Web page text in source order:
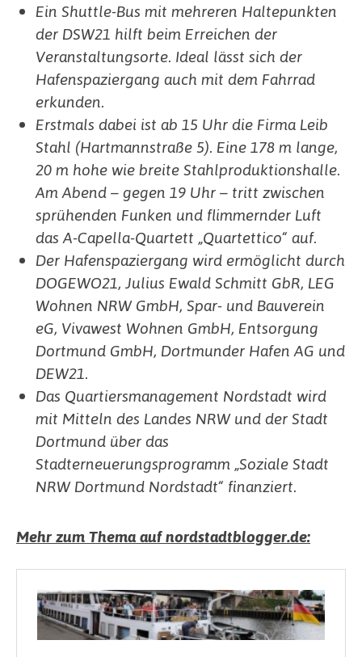
Ein Shuttle-Bus mit mehreren Haltepunkten
der DSW21 hilft beim Erreichen der
Veranstaltungsorte. Ideal lässt sich der
Hafenspaziergang auch mit dem Fahrrad
erkunden.
Erstmals dabei ist ab 15 Uhr die Firma Leib
Stahl (Hartmannstraße 5). Eine 178 m lange,
20 m hohe wie breite Stahlproduktionshalle.
Am Abend – gegen 19 Uhr – tritt zwischen
sprühenden Funken und flimmernder Luft
das A-Capella-Quartett „Quartettico“ auf.
Der Hafenspaziergang wird ermöglicht durch
DOGEWO21, Julius Ewald Schmitt GbR, LEG
Wohnen NRW GmbH, Spar- und Bauverein
eG, Vivawest Wohnen GmbH, Entsorgung
Dortmund GmbH, Dortmunder Hafen AG und
DEW21.
Das Quartiersmanagement Nordstadt wird
mit Mitteln des Landes NRW und der Stadt
Dortmund über das
Stadterneuerungsprogramm „Soziale Stadt
NRW Dortmund Nordstadt“ finanziert.
Mehr zum Thema auf nordstadtblogger.de: